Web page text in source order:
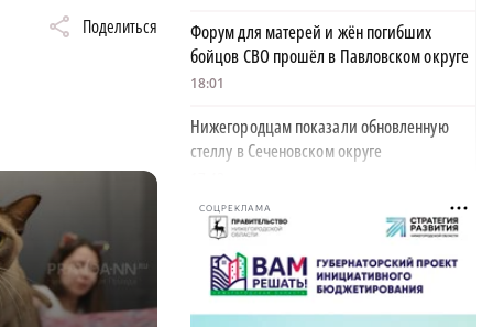
Поделиться
Форум для матерей и жён погибших
бойцов СВО прошёл в Павловском округе
18:01
Нижегородцам показали обновленную
стеллу в Сеченовском округе
Исправительные работы получил
нижегородец с долгом по алиментам 700
тысяч рублей
17:37
СОЦРЕКЛАМА